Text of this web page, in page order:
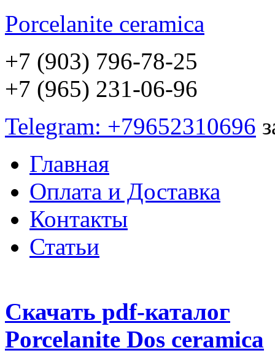
Porcelanite ceramica
+7 (903) 796-78-25
+7 (965) 231-06-96
Telegram: +79652310696
Главная
Оплата и Доставка
Контакты
Статьи
Скачать pdf-каталог
Porcelanite Dos ceramica